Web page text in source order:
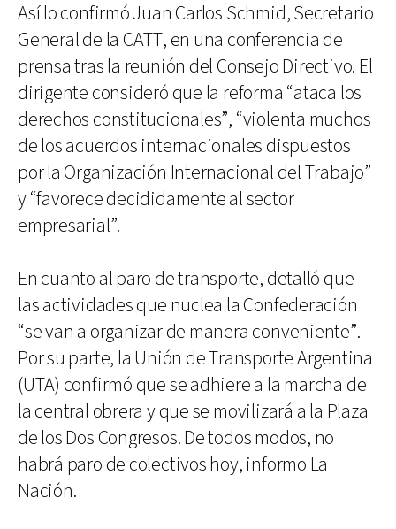
Así lo confirmó Juan Carlos Schmid, Secretario
General de la CATT, en una conferencia de
prensa tras la reunión del Consejo Directivo. El
dirigente consideró que la reforma “ataca los
derechos constitucionales”, “violenta muchos
de los acuerdos internacionales dispuestos
por la Organización Internacional del Trabajo”
y “favorece decididamente al sector
empresarial”.
En cuanto al paro de transporte, detalló que
las actividades que nuclea la Confederación
“se van a organizar de manera conveniente”.
Por su parte, la Unión de Transporte Argentina
(UTA) confirmó que se adhiere a la marcha de
la central obrera y que se movilizará a la Plaza
de los Dos Congresos. De todos modos, no
habrá paro de colectivos hoy, informo La
Nación.